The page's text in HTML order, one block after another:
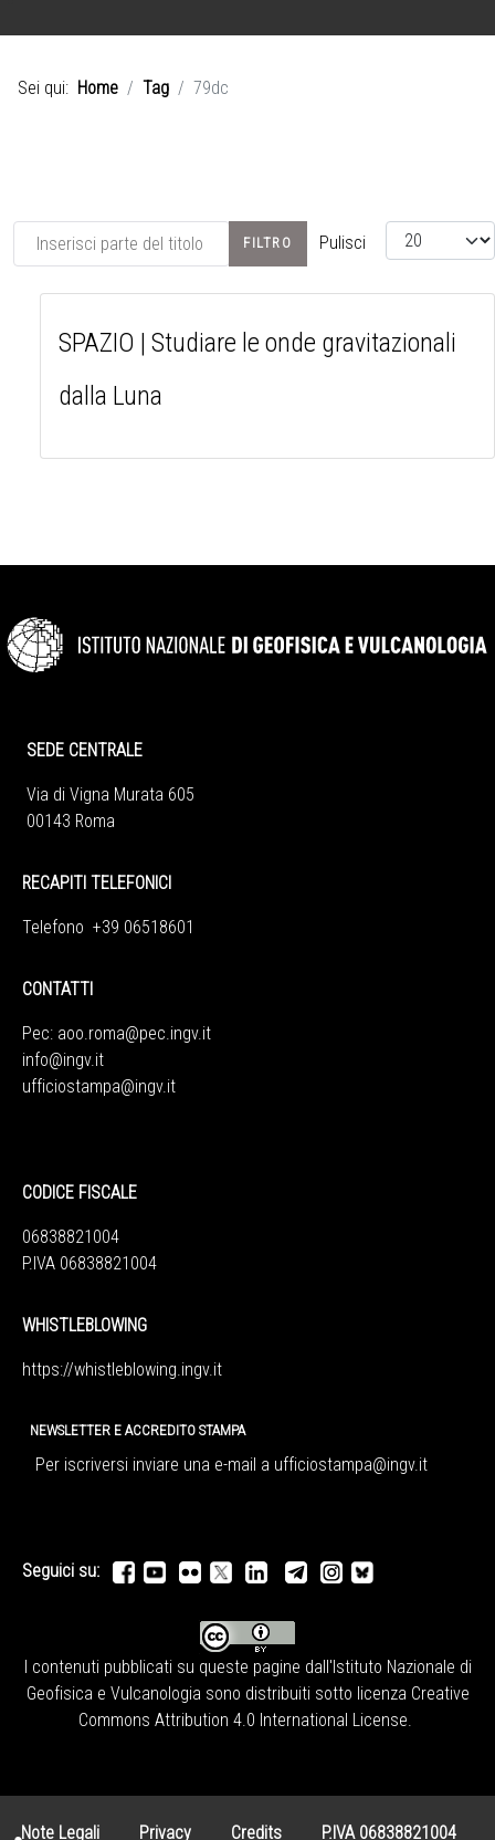
Sei qui: Home Tag 79dc
Inserisci parte del titolo FILTRO Pulisci Visualizza #
SPAZIO | Studiare le onde gravitazionali
dalla Luna
SEDE CENTRALE
Via di Vigna Murata 605
00143 Roma
RECAPITI TELEFONICI
Telefono +39 06518601
CONTATTI
Pec: aoo.roma@pec.ingv.it
info@ingv.it
ufficiostampa@ingv.it
CODICE FISCALE
06838821004
P.IVA 06838821004
WHISTLEBLOWING
https://whistleblowing.ingv.it
NEWSLETTER E ACCREDITO STAMPA
Per iscriversi inviare una e-mail a ufficiostampa@ingv.it
Seguici su:
I contenuti pubblicati su queste pagine dall' Istituto Nazionale di
Geofisica e Vulcanologia sono distribuiti sotto licenza Creative
Commons Attribution 4.0 International License.
Note Legali Privacy Credits P.IVA 06838821004